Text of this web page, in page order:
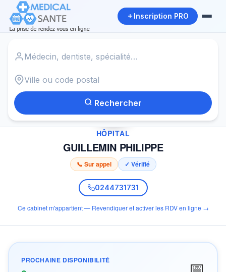
Inscription PRO
Rechercher
✓
HÔPITAL
GUILLEMIN PHILIPPE
📞 Sur appel ✓ Vérifié
0244731731
Ce cabinet m'appartient — Revendiquer et activer les RDV en ligne →
PROCHAINE DISPONIBILITÉ